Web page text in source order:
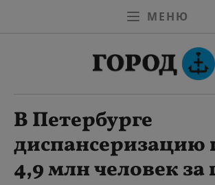
МЕНЮ
В Петербурге
4,9 млн человек за